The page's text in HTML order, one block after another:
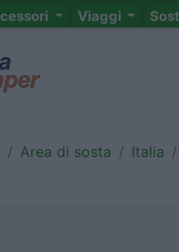
Viaggi
Area di sosta Italia